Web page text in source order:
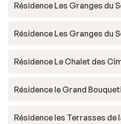
Résidence Les Granges du
Résidence Les Granges du
Résidence Le Chalet des
Résidence le Grand
Résidence les Terrasses de